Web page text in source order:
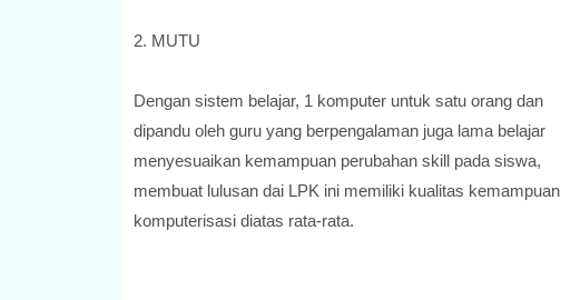
2. MUTU
Dengan sistem belajar, 1 komputer untuk satu orang dan
dipandu oleh guru yang berpengalaman juga lama belajar
menyesuaikan kemampuan perubahan skill pada siswa,
membuat lulusan dai LPK ini memiliki kualitas kemampuan
komputerisasi diatas rata-rata.